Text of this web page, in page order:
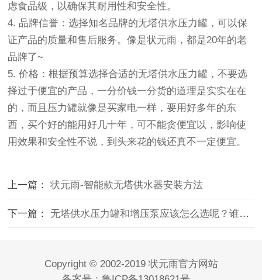
虑食品级，以确保其耐用性和安全性。
4. 品牌信誉：选择知名品牌的无塔供水压力罐，可以保
证产品的质量和售后服务。像是状元雨，都是20年的老
品牌了~
5. 价格：根据预算选择合适的无塔供水压力罐，不要选
择过于便宜的产品，一分价钱一分货的道理是实实在在
的，而且压力罐就像是买家电一样，要用好多年的东
西，买个好的能用好几十年，可不能贪便宜以，影响使
用效果和安全性不说，到头来花的钱还真不一定便宜。
上一篇：状元雨-智能款无塔供水器安装方法
下一篇： 无塔供水压力罐和增压泵应该怎么选呢？谁更胜一筹？
Copyright © 2002-2019 状元雨官方网站